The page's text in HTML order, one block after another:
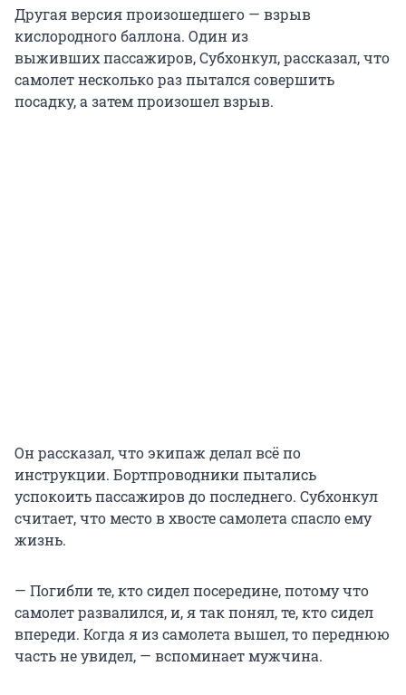
Другая версия произошедшего — взрыв
кислородного баллона. Один из
выживших пассажиров, Субхонкул, рассказал, что
самолет несколько раз пытался совершить
посадку, а затем произошел взрыв.
Он рассказал, что экипаж делал всё по
инструкции. Бортпроводники пытались
успокоить пассажиров до последнего. Субхонкул
считает, что место в хвосте самолета спасло ему
жизнь.
— Погибли те, кто сидел посередине, потому что
самолет развалился, и, я так понял, те, кто сидел
впереди. Когда я из самолета вышел, то переднюю
часть не увидел, — вспоминает мужчина.